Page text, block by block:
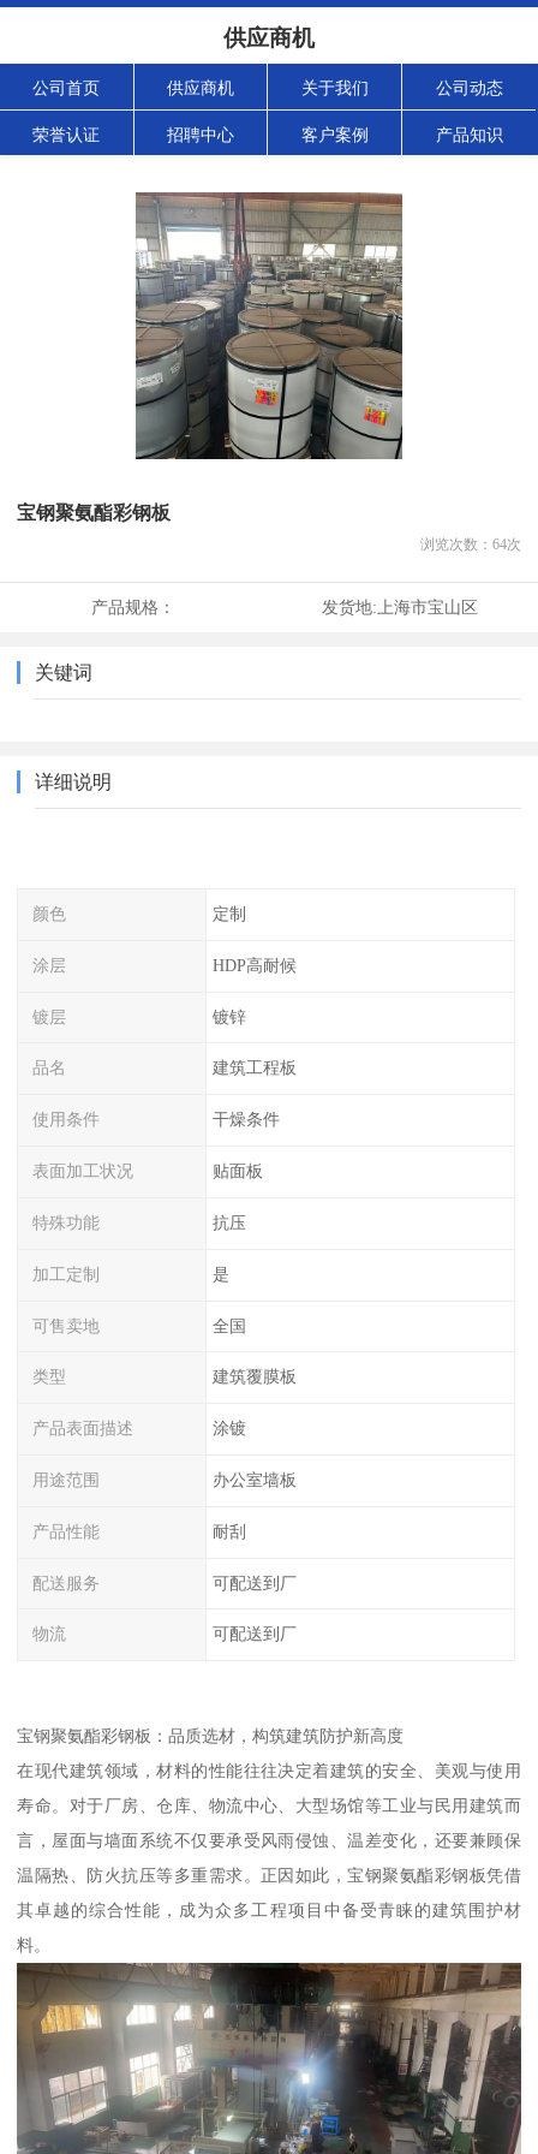
供应商机
公司首页 供应商机 关于我们 公司动态
荣誉认证 招聘中心 客户案例 产品知识
宝钢聚氨酯彩钢板
浏览次数： 64次
产品规格： 发货地: 上海市宝山区
关键词
详细说明
颜色 定制
涂层 HDP高耐候
镀层 镀锌
品名 建筑工程板
使用条件 干燥条件
表面加工状况 贴面板
特殊功能 抗压
加工定制 是
可售卖地 全国
类型 建筑覆膜板
产品表面描述 涂镀
用途范围 办公室墙板
产品性能 耐刮
配送服务 可配送到厂
物流 可配送到厂
宝钢聚氨酯彩钢板：品质选材，构筑建筑防护新高度
在现代建筑领域，材料的性能往往决定着建筑的安全、美观与使用
寿命。对于厂房、仓库、物流中心、大型场馆等工业与民用建筑而
言，屋面与墙面系统不仅要承受风雨侵蚀、温差变化，还要兼顾保
温隔热、防火抗压等多重需求。正因如此，宝钢聚氨酯彩钢板凭借
其卓越的综合性能，成为众多工程项目中备受青睐的建筑围护材
料。